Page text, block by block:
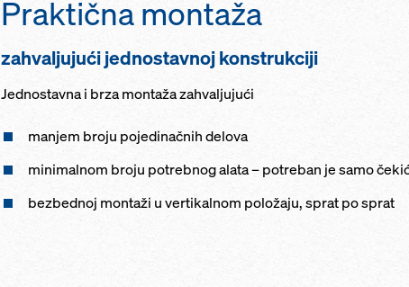
Praktična montaža
zahvaljujući jednostavnoj konstrukciji
Jednostavna i brza montaža zahvaljujući
manjem broju pojedinačnih delova
minimalnom broju potrebnog alata – potreban je samo
bezbednoj montaži u vertikalnom položaju, sprat po sprat